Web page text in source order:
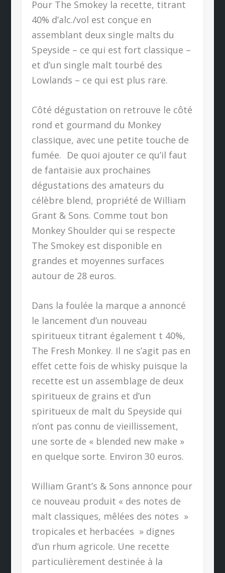
Pour The Smokey la recette, titrant
40% d’alc./vol est conçue en
assemblant deux single malts du
Speyside – ce qui est fort classique –
et d’un single malt tourbé des
Lowlands – ce qui est plus rare.
Côté dégustation on retrouve le côté
rond et gourmand du Monkey
classique, avec une petite touche de
fumée. De quoi ajouter ce qu’il faut
de fantaisie aux prochaines
dégustations des amateurs du
célèbre blend, propriété de William
Grant & Sons. Comme tout bon
Monkey Shoulder qui se respecte
The Smokey est disponible en
grandes et moyennes surfaces
autour de 28 euros.
Dans la foulée la marque a annoncé
le lancement d’un nouveau
spiritueux titrant également t 40%,
The Fresh Monkey. Il ne s’agit pas en
effet cette fois de whisky puisque la
recette est un assemblage de deux
spiritueux de grains et d’un
spiritueux de malt du Speyside qui
n’ont pas connu de vieillissement,
une sorte de « blended new make »
en quelque sorte. Environ 30 euros.
William Grant’s & Sons annonce pour
ce nouveau produit « des notes de
malt classiques, mêlées des notes »
tropicales et herbacées » dignes
d’un rhum agricole. Une recette
particulièrement destinée à la